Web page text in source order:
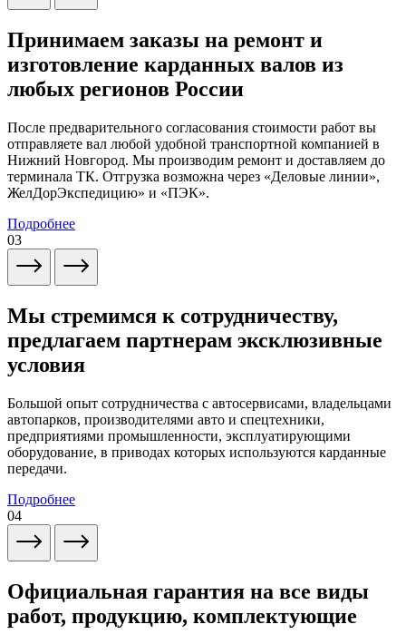
Принимаем заказы на ремонт и
изготовление карданных валов из
любых регионов России
После предварительного согласования стоимости работ вы
отправляете вал любой удобной транспортной компанией в
Нижний Новгород. Мы производим ремонт и доставляем до
терминала ТК. Отгрузка возможна через «Деловые линии»,
ЖелДорЭкспедицию» и «ПЭК».
Подробнее
03
Мы стремимся к сотрудничеству,
предлагаем партнерам эксклюзивные
условия
Большой опыт сотрудничества с автосервисами, владельцами
автопарков, производителями авто и спецтехники,
предприятиями промышленности, эксплуатирующими
оборудование, в приводах которых используются карданные
передачи.
Подробнее
04
Официальная гарантия на все виды
работ, продукцию, комплектующие